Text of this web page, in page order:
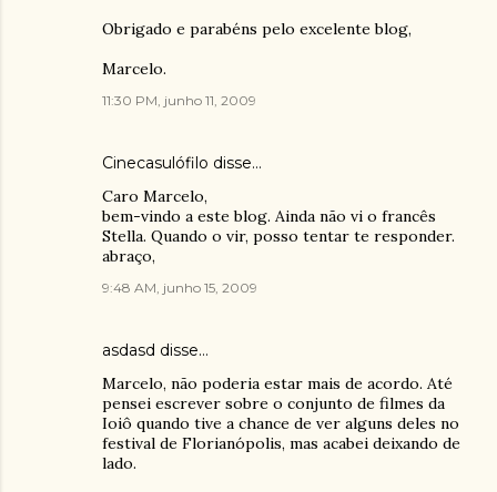
Obrigado e parabéns pelo excelente blog,
Marcelo.
11:30 PM, junho 11, 2009
Cinecasulófilo disse…
Caro Marcelo,
bem-vindo a este blog. Ainda não vi o francês
Stella. Quando o vir, posso tentar te responder.
abraço,
9:48 AM, junho 15, 2009
asdasd disse…
Marcelo, não poderia estar mais de acordo. Até
pensei escrever sobre o conjunto de filmes da
Ioiô quando tive a chance de ver alguns deles no
festival de Florianópolis, mas acabei deixando de
lado.